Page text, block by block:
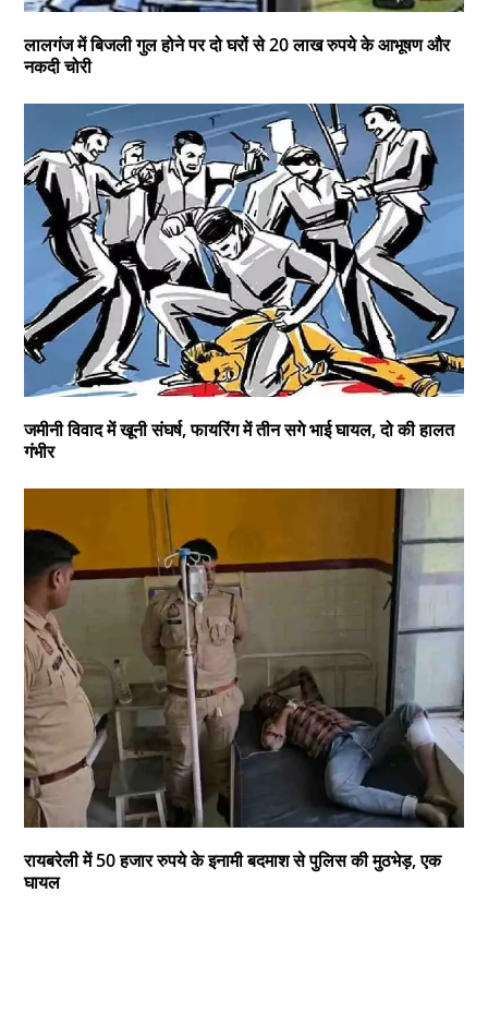
लालगंज में बिजली गुल होने पर दो घरों से 20 लाख रुपये के आभूषण और
नकदी चोरी
जमीनी विवाद में खूनी संघर्ष, फायरिंग में तीन सगे भाई घायल, दो की हालत
गंभीर
रायबरेली में 50 हजार रुपये के इनामी बदमाश से पुलिस की मुठभेड़, एक
घायल